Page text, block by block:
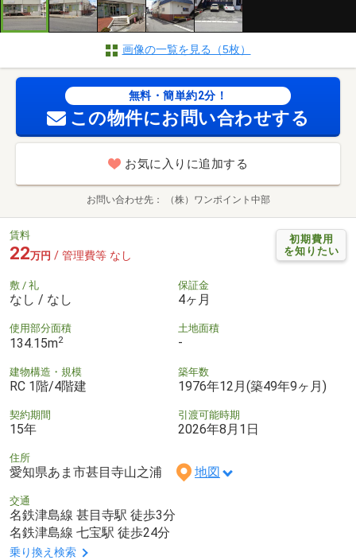
画像の一覧を見る（5枚）
無料・簡単約2分！
この物件にお問い合わせする
お気に入りに追加する
お問い合わせ先 （株）ワンポイント中部
初期費用
を知りたい
賃料
22万円 / 管理費等 なし
敷 / 礼
なし / なし
保証金
4ヶ月
使用部分面積
134.15m2
土地面積
-
建物構造・規模
RC 1階/4階建
築年数
1976年12月(築49年9ヶ月)
契約期間
15年
引渡可能時期
2026年8月1日
住所
愛知県あま市甚目寺山之浦 地図
交通
名鉄津島線 甚目寺駅 徒歩3分
名鉄津島線 七宝駅 徒歩24分
乗り換え検索